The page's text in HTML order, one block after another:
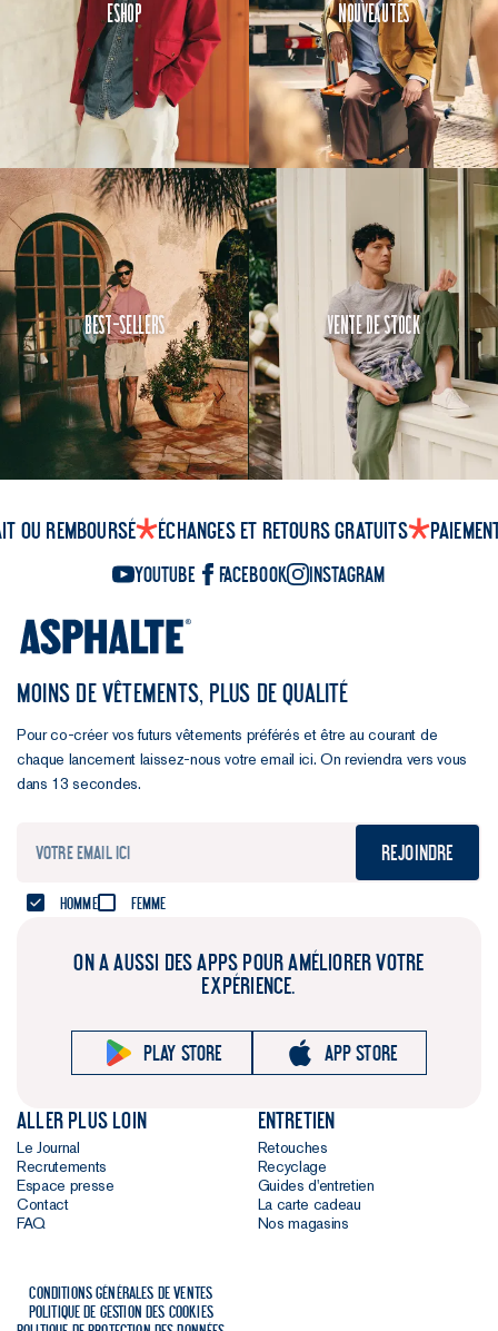
Eshop Nouveautés
Best-Sellers Vente de Stock
ou remboursé Échanges et retours gratuits
YouTube Facebook Instagram
MOINS DE VÊTEMENTS, PLUS DE QUALITÉ
Pour co-créer vos futurs vêtements préférés et être au courant de
chaque lancement laissez-nous votre email ici. On reviendra vers vous
dans 13 secondes.
Rejoindre
Homme Femme
ON A AUSSI DES APPS POUR AMÉLIORER VOTRE
EXPÉRIENCE.
Play store App store
Aller plus loin
Le Journal
Recrutements
Espace presse
Contact
FAQ
Entretien
Retouches
Recyclage
Guides d'entretien
La carte cadeau
Nos magasins
Conditions générales de ventes
Politique de gestion des cookies